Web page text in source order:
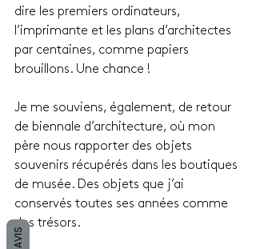
dire les premiers ordinateurs,
l’imprimante et les plans d’architectes
par centaines, comme papiers
brouillons. Une chance !
Je me souviens, également, de retour
de biennale d’architecture, où mon
père nous rapporter des objets
souvenirs récupérés dans les boutiques
de musée. Des objets que j’ai
conservés toutes ses années comme
des trésors.
AVIS